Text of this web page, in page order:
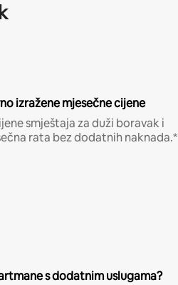
izražene mjesečne cijene
smještaja za duži boravak i
rata bez dodatnih naknada.*
s dodatnim uslugama?